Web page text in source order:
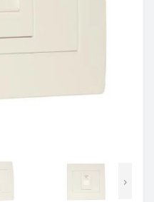
›